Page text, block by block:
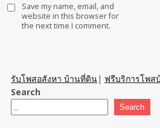
Save my name, email, and
website in this browser for
the next time I comment.
รับโพสอสังหา บ้านที่ดิน| ฟรีบริการโพส
Search
Search